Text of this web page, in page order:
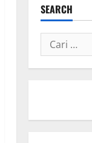
SEARCH
Cari
untuk: